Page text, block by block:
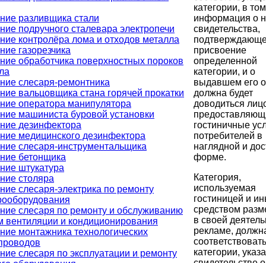
разливщика стали
подручного сталевара электропечи
контролёра лома и отходов металла
газорезчика
обработчика поверхностных пороков
слесаря-ремонтника
вальцовщика стана горячей прокатки
оператора манипулятора
машиниста буровой установки
дезинфектора
медицинского дезинфектора
слесаря-инструментальщика
бетонщика
штукатура
столяра
слесаря-электрика по ремонту
слесаря по ремонту и обслуживанию
вентиляции и кондиционирования
монтажника технологических
слесаря по эксплуатации и ремонту
категории, в
информация о
свидетельства,
присвоение
определенной
категории, и о
выдавшем его
должна будет
доводиться
гостиничные
потребителей в
наглядной и
форме.
Категория,
используемая
гостиницей и
средством
в своей
рекламе,
соответствовать
категории,